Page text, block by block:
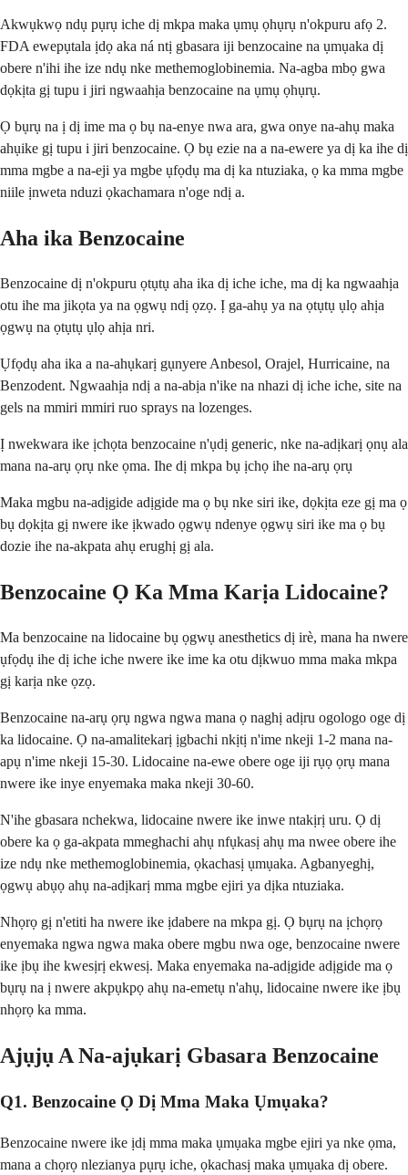
Akwụkwọ ndụ pụrụ iche dị mkpa maka ụmụ ọhụrụ n'okpuru afọ 2.
FDA ewepụtala ịdọ aka ná ntị gbasara iji benzocaine na ụmụaka dị
obere n'ihi ihe ize ndụ nke methemoglobinemia. Na-agba mbọ gwa
dọkịta gị tupu i jiri ngwaahịa benzocaine na ụmụ ọhụrụ.
Ọ bụrụ na ị dị ime ma ọ bụ na-enye nwa ara, gwa onye na-ahụ maka
ahụike gị tupu i jiri benzocaine. Ọ bụ ezie na a na-ewere ya dị ka ihe dị
mma mgbe a na-eji ya mgbe ụfọdụ ma dị ka ntuziaka, ọ ka mma mgbe
niile ịnweta nduzi ọkachamara n'oge ndị a.
Aha ika Benzocaine
Benzocaine dị n'okpuru ọtụtụ aha ika dị iche iche, ma dị ka ngwaahịa
otu ihe ma jikọta ya na ọgwụ ndị ọzọ. Ị ga-ahụ ya na ọtụtụ ụlọ ahịa
ọgwụ na ọtụtụ ụlọ ahịa nri.
Ụfọdụ aha ika a na-ahụkarị gụnyere Anbesol, Orajel, Hurricaine, na
Benzodent. Ngwaahịa ndị a na-abịa n'ike na nhazi dị iche iche, site na
gels na mmiri mmiri ruo sprays na lozenges.
Ị nwekwara ike ịchọta benzocaine n'ụdị generic, nke na-adịkarị ọnụ ala
mana na-arụ ọrụ nke ọma. Ihe dị mkpa bụ ịchọ ihe na-arụ ọrụ
Maka mgbu na-adịgide adịgide ma ọ bụ nke siri ike, dọkịta eze gị ma ọ
bụ dọkịta gị nwere ike ịkwado ọgwụ ndenye ọgwụ siri ike ma ọ bụ
dozie ihe na-akpata ahụ erughị gị ala.
Benzocaine Ọ Ka Mma Karịa Lidocaine?
Ma benzocaine na lidocaine bụ ọgwụ anesthetics dị irè, mana ha nwere
ụfọdụ ihe dị iche iche nwere ike ime ka otu dịkwuo mma maka mkpa
gị karịa nke ọzọ.
Benzocaine na-arụ ọrụ ngwa ngwa mana ọ naghị adịru ogologo oge dị
ka lidocaine. Ọ na-amalitekarị ịgbachi nkịtị n'ime nkeji 1-2 mana na-
apụ n'ime nkeji 15-30. Lidocaine na-ewe obere oge iji rụọ ọrụ mana
nwere ike inye enyemaka maka nkeji 30-60.
N'ihe gbasara nchekwa, lidocaine nwere ike inwe ntakịrị uru. Ọ dị
obere ka ọ ga-akpata mmeghachi ahụ nfụkasị ahụ ma nwee obere ihe
ize ndụ nke methemoglobinemia, ọkachasị ụmụaka. Agbanyeghị,
ọgwụ abụọ ahụ na-adịkarị mma mgbe ejiri ya dịka ntuziaka.
Nhọrọ gị n'etiti ha nwere ike ịdabere na mkpa gị. Ọ bụrụ na ịchọrọ
enyemaka ngwa ngwa maka obere mgbu nwa oge, benzocaine nwere
ike ịbụ ihe kwesịrị ekwesị. Maka enyemaka na-adịgide adịgide ma ọ
bụrụ na ị nwere akpụkpọ ahụ na-emetụ n'ahụ, lidocaine nwere ike ịbụ
nhọrọ ka mma.
Ajụjụ A Na-ajụkarị Gbasara Benzocaine
Q1. Benzocaine Ọ Dị Mma Maka Ụmụaka?
Benzocaine nwere ike ịdị mma maka ụmụaka mgbe ejiri ya nke ọma,
mana a chọrọ nlezianya pụrụ iche, ọkachasị maka ụmụaka dị obere.